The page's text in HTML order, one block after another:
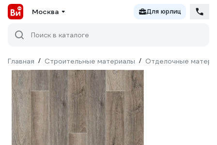
Москва Для юрлиц
Поиск в каталоге
Главная / Строительные материалы / Отделочные